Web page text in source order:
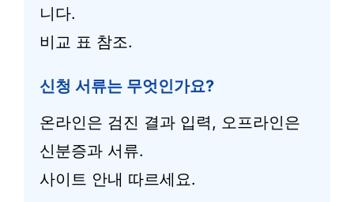
니다.
비교 표 참조.
신청 서류는 무엇인가요?
온라인은 검진 결과 입력, 오프라인은
신분증과 서류.
사이트 안내 따르세요.